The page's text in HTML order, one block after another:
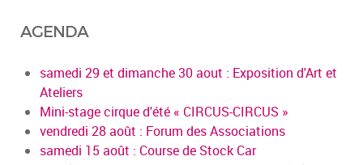
AGENDA
samedi 29 et dimanche 30 aout : Exposition d'Art et
Ateliers
Mini-stage cirque d'été « CIRCUS-CIRCUS »
vendredi 28 août : Forum des Associations
samedi 15 août : Course de Stock Car